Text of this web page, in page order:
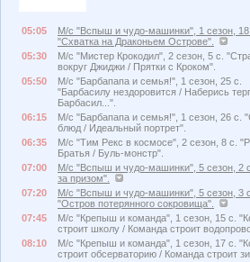
05:05
М/с "Вспыш и чудо-машинки", 1 сезон, 18
"Схватка на Драконьем Острове".
05:30
М/с "Мистер Крокодил", 2 сезон, 5 с.
вокруг Джиджи / Прятки с Кроком".
05:50
М/с "Барбапапа и семья!", 1 сезон, 25 с.
"Барбасилу нездоровится / Наберись
Барбасил...".
06:15
М/с "Барбапапа и семья!", 1 сезон, 26 с.
блюд / Идеальный портрет".
06:35
М/с "Тим Рекс в космосе", 2 сезон, 8 с.
Братья / Буль-монстр".
07:00
М/с "Вспыш и чудо-машинки", 5 сезон, 2
за призом".
07:20
М/с "Вспыш и чудо-машинки", 5 сезон, 3 с.
"Остров потерянного сокровища".
07:45
М/с "Крепыш и команда", 1 сезон, 15 с.
строит школу / Команда строит
08:10
М/с "Крепыш и команда", 1 сезон, 17 с.
строит обсерваторию / Команда строит